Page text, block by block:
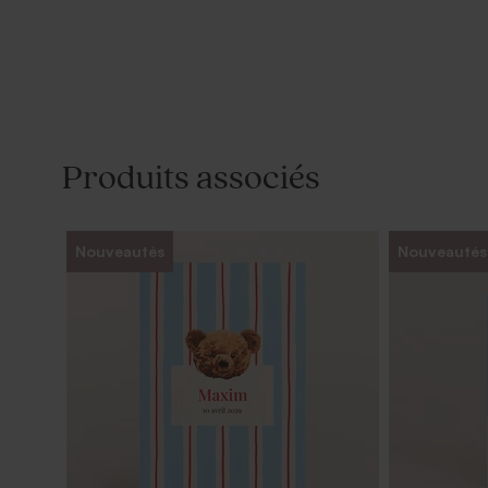
Produits associés
Nouveautés Nouveautés